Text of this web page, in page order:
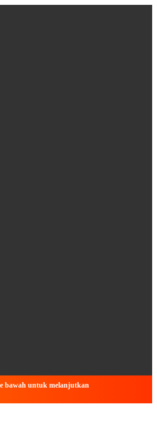
bawah untuk melanjutkan